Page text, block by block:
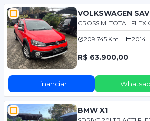
VOLKSWAGEN
CROSS MI TOTAL FLEX
209.745 Km 2014
R$ 63.900,00
Financiar
BMW X1